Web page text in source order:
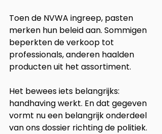
Toen de NVWA ingreep, pasten
merken hun beleid aan. Sommigen
beperkten de verkoop tot
professionals, anderen haalden
producten uit het assortiment.
Het bewees iets belangrijks:
handhaving werkt. En dat gegeven
vormt nu een belangrijk onderdeel
van ons dossier richting de politiek.